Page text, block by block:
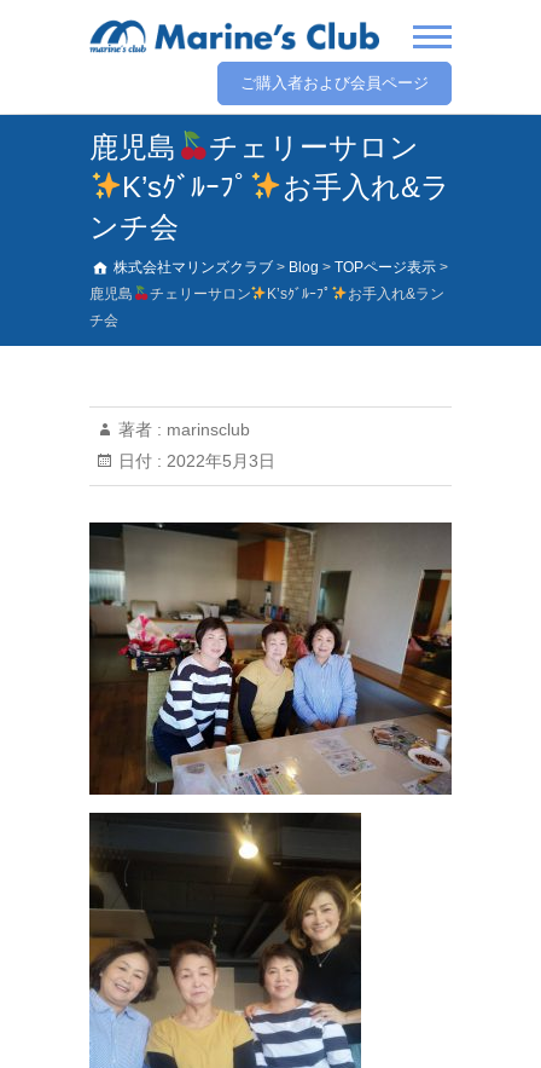
ご購入者および会員ページ
鹿児島
チェリーサロン
K’sｸﾞﾙｰﾌﾟ
お手入れ&ラ
ンチ会
株式会社マリンズクラブ > Blog > TOPページ表示 >
鹿児島
チェリーサロン K’sｸﾞﾙｰﾌﾟ
お手入れ&ラン
チ会
著者 : marinsclub
日付 : 2022年5月3日